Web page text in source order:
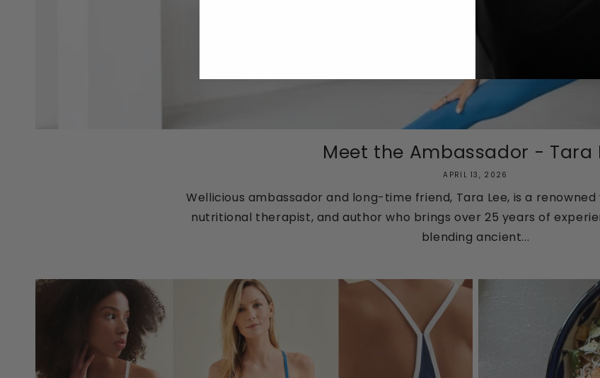
Meet the Ambassador - Tara
APRIL 13, 2026
Wellicious ambassador and long-time friend, Tara Lee, is a
nutritional therapist, and author who brings over 25 years of
blending ancient...